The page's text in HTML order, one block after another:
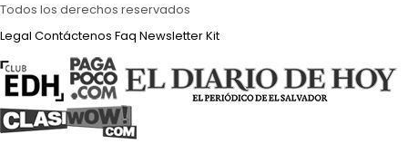
Todos los derechos reservados
Legal Contáctenos Faq NewsletterKit